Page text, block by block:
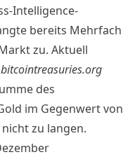
Intelligence-
bereits Mehrfach
zu. Aktuell
bitcointreasuries.org
des
im Gegenwert von
zu langen.